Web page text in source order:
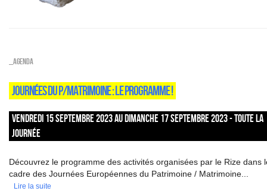
_Agenda
JOURNÉES DU P/MATRIMOINE : LE PROGRAMME !
VENDREDI 15 SEPTEMBRE 2023 AU DIMANCHE 17 SEPTEMBRE 2023 - TOUTE LA
JOURNÉE
Découvrez le programme des activités organisées par le Rize dans
cadre des Journées Européennes du Patrimoine / Matrimoine...
Lire la suite